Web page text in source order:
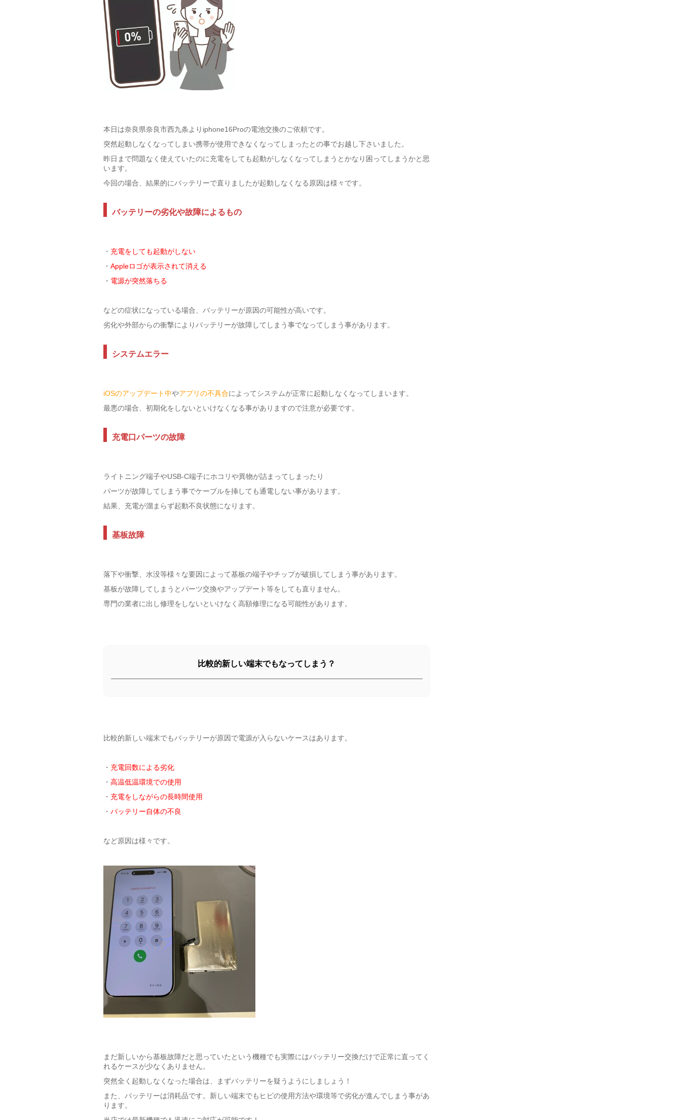
本日は奈良県奈良市西九条よりiphone16Proの電池交換のご依頼です。
突然起動しなくなってしまい携帯が使用できなくなってしまったとの事でお越し下さいました。
昨日まで問題なく使えていたのに充電をしても起動がしなくなってしまうとかなり困ってしまうかと思
います。
今回の場合、結果的にバッテリーで直りましたが起動しなくなる原因は様々です。
バッテリーの劣化や故障によるもの
・ 充電をしても起動がしない
・ Appleロゴが表示されて消える
・ 電源が突然落ちる
などの症状になっている場合、バッテリーが原因の可能性が高いです。
劣化や外部からの衝撃によりバッテリーが故障してしまう事でなってしまう事があります。
システムエラー
iOSのアップデート中やアプリの不具合によってシステムが正常に起動しなくなってしまいます。
最悪の場合、初期化をしないといけなくなる事がありますので注意が必要です。
充電口パーツの故障
ライトニング端子やUSB-C端子にホコリや異物が詰まってしまったり
パーツが故障してしまう事でケーブルを挿しても通電しない事があります。
結果、充電が溜まらず起動不良状態になります。
基板故障
落下や衝撃、水没等様々な要因によって基板の端子やチップが破損してしまう事があります。
基板が故障してしまうとパーツ交換やアップデート等をしても直りません。
専門の業者に出し修理をしないといけなく高額修理になる可能性があります。
比較的新しい端末でもなってしまう？
比較的新しい端末でもバッテリーが原因で電源が入らないケースはあります。
・ 充電回数による劣化
・ 高温低温環境での使用
・ 充電をしながらの長時間使用
・ バッテリー自体の不良
など原因は様々です。
まだ新しいから基板故障だと思っていたという機種でも実際にはバッテリー交換だけで正常に直ってく
れるケースが少なくありません。
突然全く起動しなくなった場合は、まずバッテリーを疑うようにしましょう！
また、バッテリーは消耗品です。新しい端末でもヒビの使用方法や環境等で劣化が進んでしまう事があ
ります。